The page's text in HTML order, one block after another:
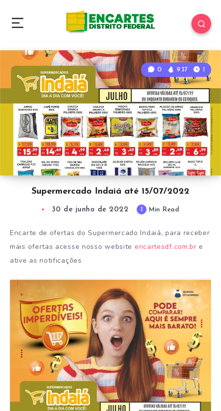
0 937 1
Supermercado Indaiá até 15/07/2022
30 de junho de 2022 1 Min Read
Encarte de ofertas do Supermercado Indaiá, para receber
mais ofertas acesse nosso website encartesdf.com.br e
ative as notificações